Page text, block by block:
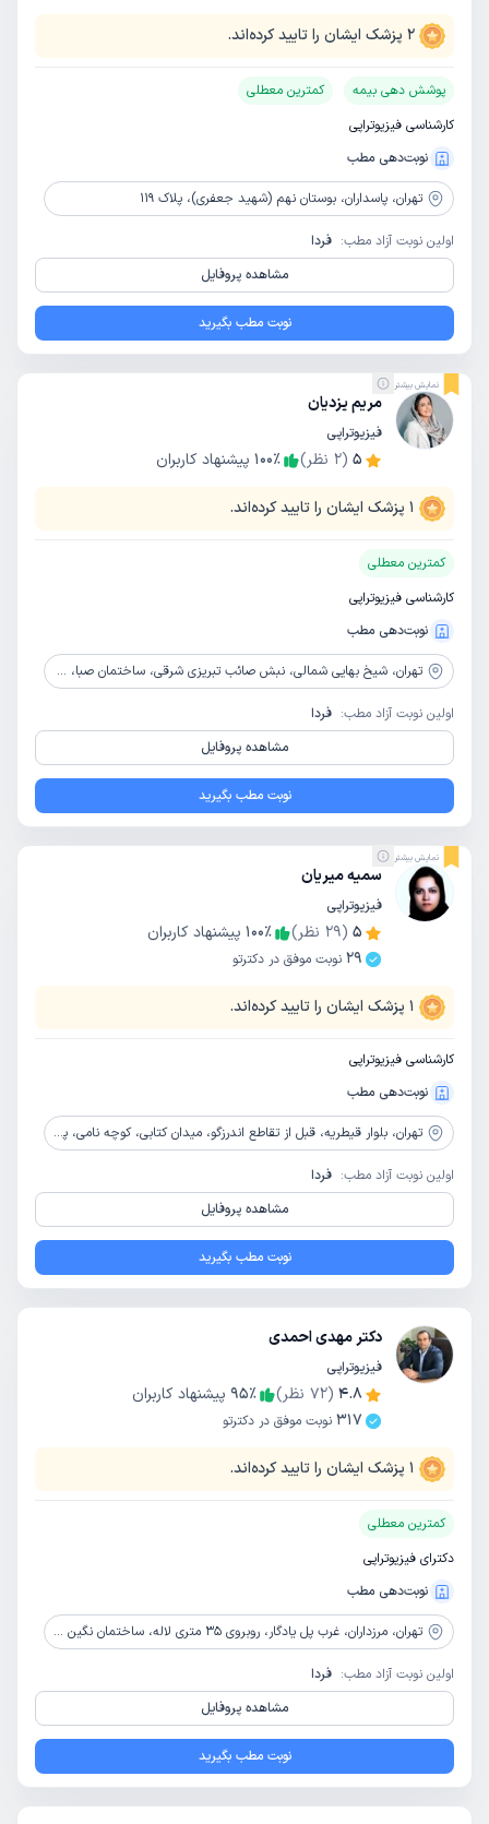
2 پزشک ایشان را تایید کرده‌اند.
پوشش دهی بیمه
کمترین معطلی
کارشناسی فیزیوتراپی
نوبت‌دهی مطب
تهران، پاسداران، بوستان نهم (شهید جعفری)، پلاک 119
اولین نوبت آزاد مطب: فردا
مشاهده پروفایل
نوبت مطب بگیرید
نمایش بیشتر
مریم یزدیان
فیزیوتراپی
5
(
2 نظر) 100٪ پیشنهاد کاربران
1 پزشک ایشان را تایید کرده‌اند.
کمترین معطلی
کارشناسی فیزیوتراپی
نوبت‌دهی مطب
تهران، شیخ بهایی شمالی، نبش صائب تبریزی شرقی، ساختمان صبا، پلاک 81، طبقه 5، واحد 54
اولین نوبت آزاد مطب: فردا
مشاهده پروفایل
نوبت مطب بگیرید
نمایش بیشتر
سمیه میریان
فیزیوتراپی
5
(
29 نظر) 100٪
پیشنهاد کاربران
29 نوبت موفق در دکترتو
1 پزشک ایشان را تایید کرده‌اند.
کارشناسی فیزیوتراپی
نوبت‌دهی مطب
تهران، بلوار قیطریه، قبل از تقاطع اندرزگو، میدان کتابی، کوچه نامی، پلاک 6 ، طبقه همکف، واحد 49
اولین نوبت آزاد مطب: فردا
مشاهده پروفایل
نوبت مطب بگیرید
دکتر مهدی احمدی
فیزیوتراپی
4.8
(
72 نظر) 95٪
پیشنهاد کاربران
317 نوبت موفق در دکترتو
1 پزشک ایشان را تایید کرده‌اند.
کمترین معطلی
دکترای فیزیوتراپی
نوبت‌دهی مطب
تهران، مرزداران، غرب پل یادگار، روبروی 35 متری لاله، ساختمان نگین آسمان، باوک b طبقه دو واحد 7
اولین نوبت آزاد مطب: فردا
مشاهده پروفایل
نوبت مطب بگیرید